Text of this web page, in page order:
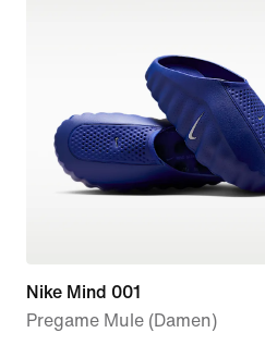
Nike Mind 001
Pregame Mule (Damen)